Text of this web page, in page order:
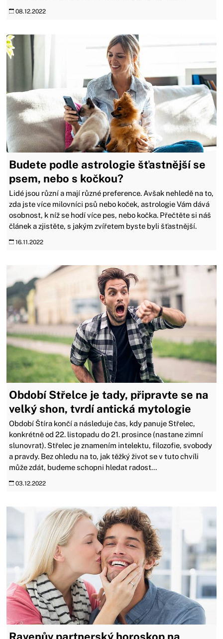
08.12.2022
Budete podle astrologie šťastnější se
psem, nebo s kočkou?
Lidé jsou různí a mají různé preference. Avšak nehledě na to,
zda jste více milovníci psů nebo koček, astrologie Vám dává
osobnost, k níž se hodí více pes, nebo kočka. Přečtěte si náš
článek a zjistěte, s jakým zvířetem byste byli šťastnější.
16.11.2022
Období Střelce je tady, připravte se na
velký shon, tvrdí antická mytologie
Období Štíra končí a následuje čas, kdy panuje Střelec,
konkrétně od 22. listopadu do 21. prosince (nastane zimní
slunovrat). Střelec je znamením intelektu, filozofie, svobody
a pravdy. Bez ohledu na to, jak těžký život se v tuto chvíli
může zdát, budeme schopni hledat radost...
03.12.2022